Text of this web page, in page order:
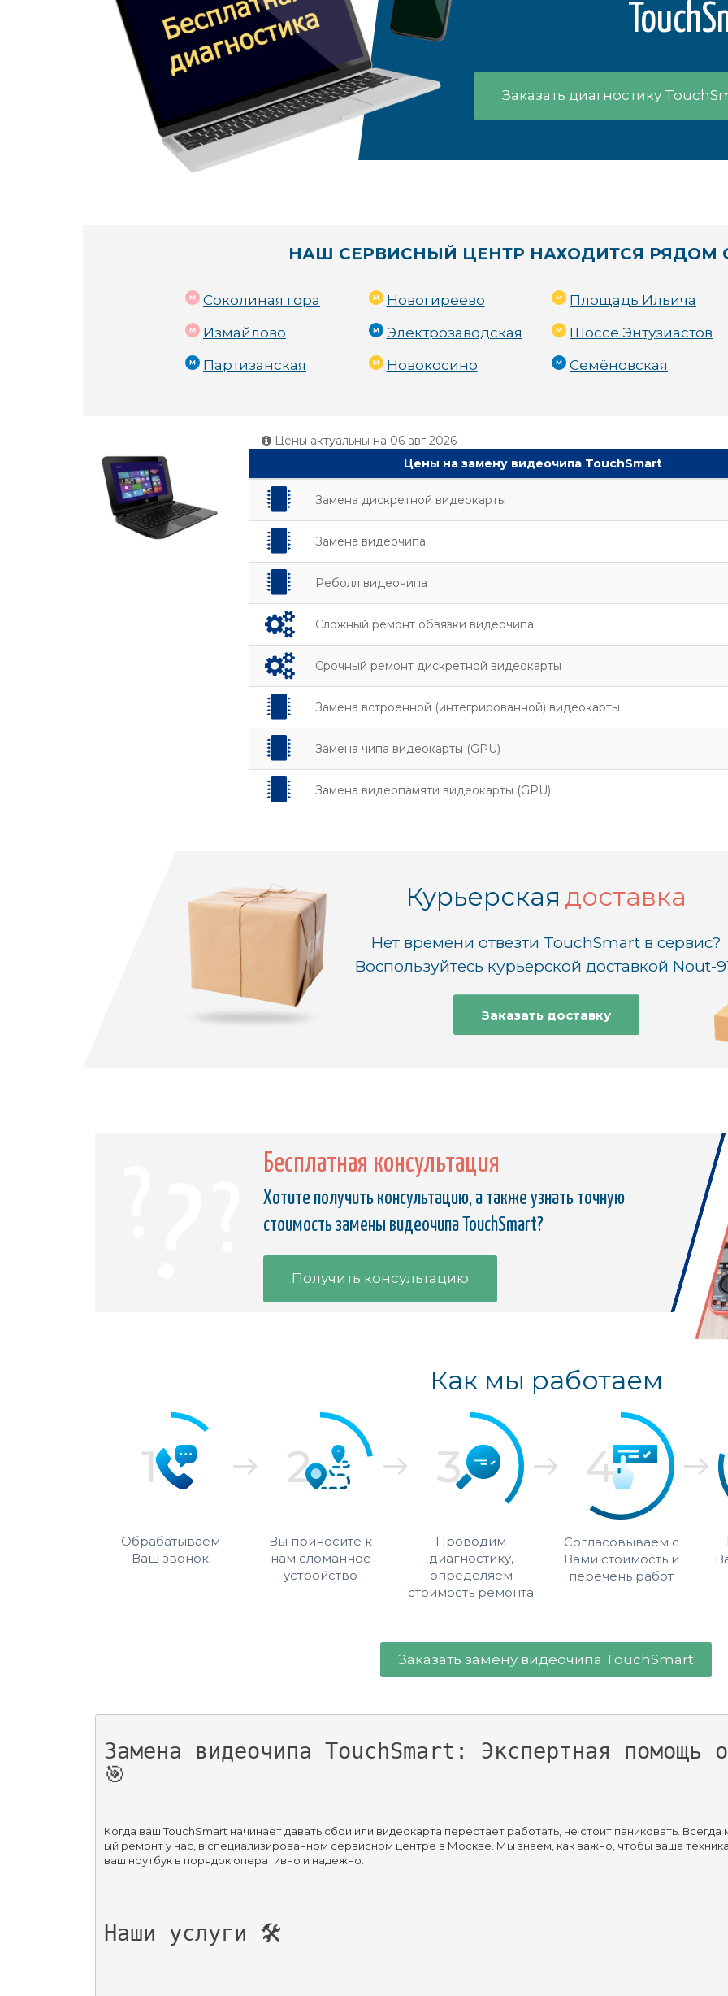
Заказать диагностику
НАШ СЕРВИСНЫЙ ЦЕНТР НАХОДИТСЯ РЯДОМ
Соколиная гора
Измайлово
Партизанская
Новогиреево
Электрозаводская
Новокосино
Площадь Ильича
Шоссе Энтузиастов
Семёновская
Цены актуальны на 06 авг 2026
Цены на замену видеочипа TouchSmart
Замена дискретной видеокарты
Замена видеочипа
Реболл видеочипа
Сложный ремонт обвязки видеочипа
Срочный ремонт дискретной видеокарты
Замена встроенной (интегрированной) видеокарты
Замена чипа видеокарты (GPU)
Замена видеопамяти видеокарты (GPU)
Курьерская доставка
Нет времени отвезти TouchSmart в сервис?
Воспользуйтесь курьерской доставкой Nout-
Заказать доставку
Бесплатная консультация
Хотите получить консультацию, а также узнать точную
стоимость замены видеочипа TouchSmart?
Получить консультацию
Как мы работаем
Обрабатываем
Ваш звонок
Вы приносите к
нам сломанное
устройство
Проводим
диагностику,
определяем
стоимость ремонта
Согласовываем с
Вами стоимость и
перечень работ
Заказать замену видеочипа TouchSmart
Замена видеочипа TouchSmart: Экспертная помощь
🎯
Когда ваш TouchSmart начинает давать сбои или видеокарта перестает работать, не стоит паниковать.
ый ремонт у нас, в специализированном сервисном центре в Москве. Мы знаем, как важно, чтобы ваша
ваш ноутбук в порядок оперативно и надежно.
Наши услуги 🛠